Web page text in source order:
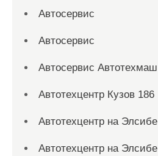
Автосервис
Автосервис
Автосервис Автотехмаш
Автотехцентр Кузов 186
Автотехцентр на Элсибе
Автотехцентр на Элсибе